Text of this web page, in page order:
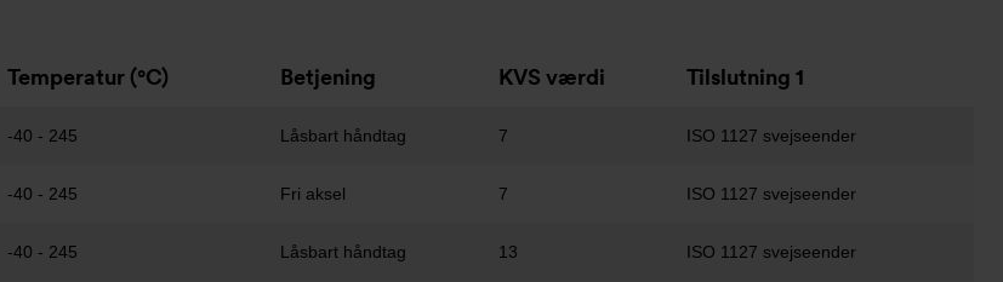
Temperatur (°C) Betjening KVS værdi Tilslutning 1
-40 - 245 Låsbart håndtag 7 ISO 1127 svejseender
-40 - 245 Fri aksel 7 ISO 1127 svejseender
-40 - 245 Låsbart håndtag 13 ISO 1127 svejseender